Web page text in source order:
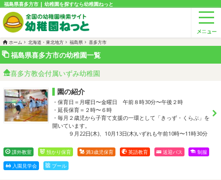
福島県喜多方市 | 幼稚園を探すなら幼稚園ねっと
ホーム 北海道・東北地方 福島県 喜多方市
福島県喜多方市の幼稚園一覧
喜多方教会付属いずみ幼稚園
園の紹介
・保育日＝月曜日〜金曜日 午前８時30分〜午後２時
・延長保育＝２時〜６時
・毎月２歳児から子育て支援の一環として「きっず・くらぶ」を
開いています。
９月22日(木)、10月13日(木)いずれも午前10時〜11時30分
課外教室 預かり保育 満3歳児保育 英語教育 送迎バス 制服
入園見学会 プール